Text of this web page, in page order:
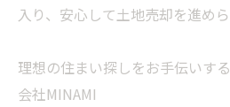
入り、安心して土地売却を進めら
理想の住まい探しをお手伝いす
会社MINAMI